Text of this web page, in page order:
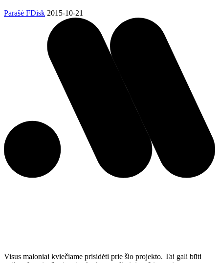
Parašė FDisk 2015-10-21
Visus maloniai kviečiame prisidėti prie šio projekto. Tai gali būti